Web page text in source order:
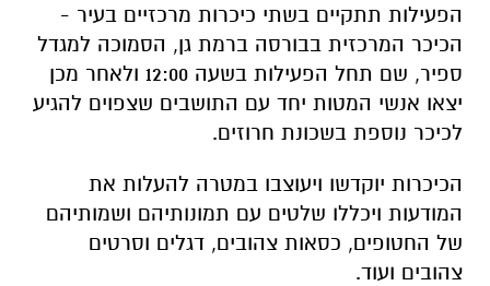
הפעילות תתקיים בשתי כיכרות מרכזיים בעיר -
הכיכר המרכזית בבורסה ברמת גן, הסמוכה למגדל
ספיר, שם תחל הפעילות בשעה 12:00 ולאחר מכן
יצאו אנשי המטות יחד עם התושבים שצפוים להגיע
לכיכר נוספת בשכונת חרוזים.
הכיכרות יוקדשו ויעוצבו במטרה להעלות את
המודעות ויכללו שלטים עם תמונותיהם ושמותיהם
של החטופים, כסאות צהובים, דגלים וסרטים
צהובים ועוד.